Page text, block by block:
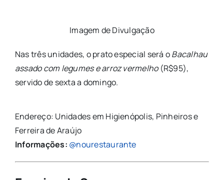
Imagem de Divulgação
Nas três unidades, o prato especial será oBacalhau
assado com legumes e arroz vermelho(R$95),
servido de sexta a domingo.
Endereço: Unidades em Higienópolis, Pinheiros e
Ferreira de Araújo
Informações: @nourestaurante